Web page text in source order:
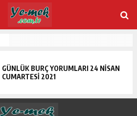
GÜNLÜK BURÇ YORUMLARI 24 NISAN
CUMARTESI 2021